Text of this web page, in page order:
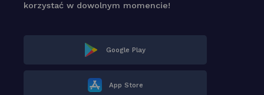
korzystać w dowolnym momencie!
Google Play
App Store